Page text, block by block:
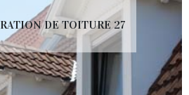
DE TOITURE 27